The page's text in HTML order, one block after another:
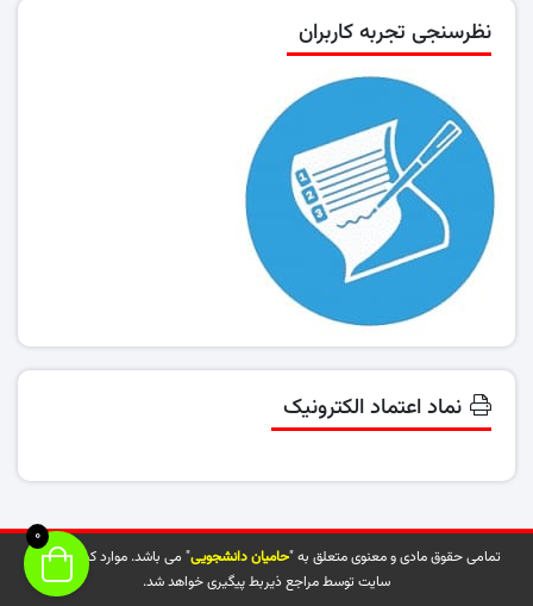
نظرسنجی تجربه کاربران
نماد اعتماد الکترونیک
تمامی حقوق مادی و معنوی متعلق به "حامیان دانشجویی" می باشد. موارد کپی شده از
سایت توسط مراجع ذیربط پیگیری خواهد شد.
0